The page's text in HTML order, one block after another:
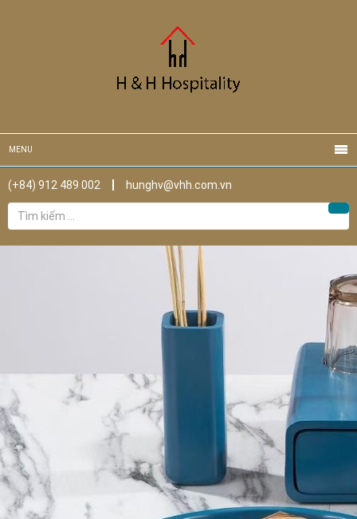
MENU
(+84) 912 489 002
hunghv@vhh.com.vn
Tìm
kiếm
cho: